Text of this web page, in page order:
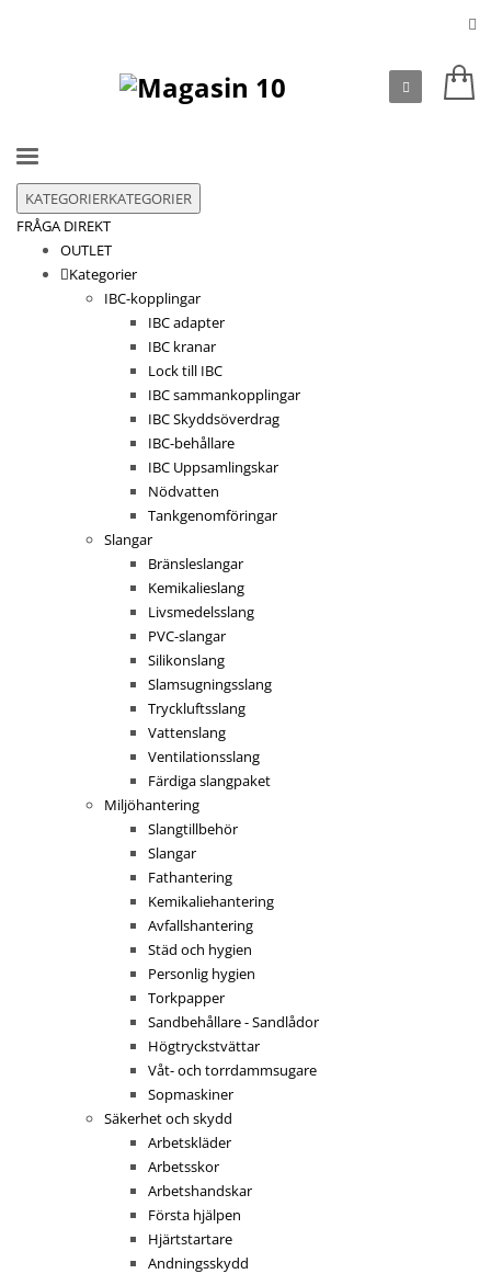
KATEGORIERKATEGORIER
FRÅGA DIREKT
OUTLET
Kategorier
IBC-kopplingar
IBC adapter
IBC kranar
Lock till IBC
IBC sammankopplingar
IBC Skyddsöverdrag
IBC-behållare
IBC Uppsamlingskar
Nödvatten
Tankgenomföringar
Slangar
Bränsleslangar
Kemikalieslang
Livsmedelsslang
PVC-slangar
Silikonslang
Slamsugningsslang
Tryckluftsslang
Vattenslang
Ventilationsslang
Färdiga slangpaket
Miljöhantering
Slangtillbehör
Slangar
Fathantering
Kemikaliehantering
Avfallshantering
Städ och hygien
Personlig hygien
Torkpapper
Sandbehållare - Sandlådor
Högtryckstvättar
Våt- och torrdammsugare
Sopmaskiner
Säkerhet och skydd
Arbetskläder
Arbetsskor
Arbetshandskar
Första hjälpen
Hjärtstartare
Andningsskydd